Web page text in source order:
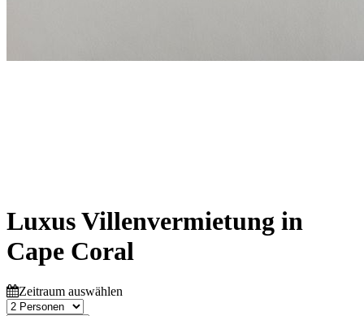
Luxus Villenvermietung in
Cape Coral
Zeitraum auswählen